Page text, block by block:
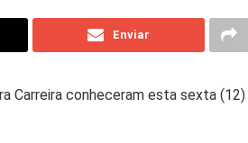
Enviar
Carreira conheceram esta sexta (12)